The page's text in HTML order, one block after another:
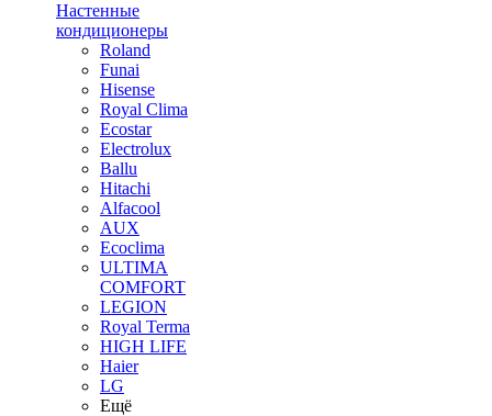
Настенные
кондиционеры
Roland
Funai
Hisense
Royal Clima
Ecostar
Electrolux
Ballu
Hitachi
Alfacool
AUX
Ecoclima
ULTIMA
COMFORT
LEGION
Royal Terma
HIGH LIFE
Haier
LG
Ещё